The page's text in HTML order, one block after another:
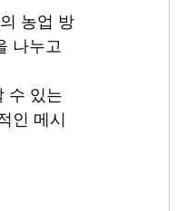
농업 방
나누고
수 있는
인 메시